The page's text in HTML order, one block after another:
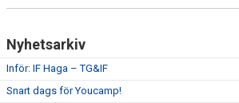
Nyhetsarkiv
Inför: IF Haga – TG&IF
Snart dags för Youcamp!